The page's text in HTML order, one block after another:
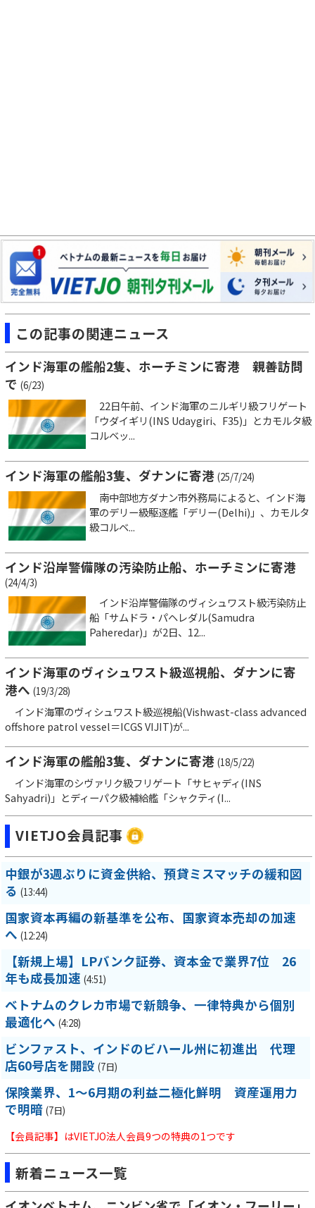
この記事の関連ニュース
インド海軍の艦船2隻、ホーチミンに寄港 親善訪問
で (6/23)
22日午前、インド海軍のニルギリ級フリゲート
「ウダイギリ(INS Udaygiri、F35)」とカモルタ級
コルベッ...
インド海軍の艦船3隻、ダナンに寄港 (25/7/24)
南中部地方ダナン市外務局によると、インド海
軍のデリー級駆逐艦「デリー(Delhi)」、カモルタ
級コルベ...
インド沿岸警備隊の汚染防止船、ホーチミンに寄港
(24/4/3)
インド沿岸警備隊のヴィシュワスト級汚染防止
船「サムドラ・パヘレダル(Samudra
Paheredar)」が2日、12...
インド海軍のヴィシュワスト級巡視船、ダナンに寄
港へ (19/3/28)
インド海軍のヴィシュワスト級巡視船(Vishwast-class advanced
offshore patrol vessel＝ICGS VIJIT)が...
インド海軍の艦船3隻、ダナンに寄港 (18/5/22)
インド海軍のシヴァリク級フリゲート「サヒャディ(INS
Sahyadri)」とディーパク級補給艦「シャクティ(I...
VIETJO会員記事
中銀が3週ぶりに資金供給、預貸ミスマッチの緩和図
る (13:44)
国家資本再編の新基準を公布、国家資本売却の加速
へ (12:24)
【新規上場】LPバンク証券、資本金で業界7位 26
年も成長加速 (4:51)
ベトナムのクレカ市場で新競争、一律特典から個別
最適化へ (4:28)
ビンファスト、インドのビハール州に初進出 代理
店60号店を開設 (7日)
保険業界、1～6月期の利益二極化鮮明 資産運用力
で明暗 (7日)
【会員記事】はVIETJO法人会員9つの特典の1つです
新着ニュース一覧